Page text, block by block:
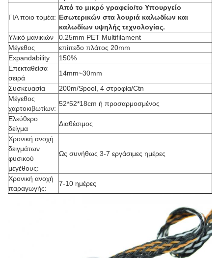
ΓΙΑ ποιο τομέα:
Από το μικρό γραφείο/το Υπουργείο
Εσωτερικών στα λουριά καλωδίων και
καλωδίων υψηλής τεχνολογίας.
Υλικό μανικιών
0.25mm PET Multifilament
Μέγεθος
επίπεδο πλάτος 20mm
Expandability
150%
Επεκταθείσα
σειρά
14mm~30mm
Συσκευασία
200m/Spool, 4 στροφία/Ctn
Μέγεθος
χαρτοκιβωτίων:
52*52*18cm ή προσαρμοσμένος
Ελεύθερο
δείγμα
Διαθέσιμος
Χρονική ανοχή
δειγμάτων
φυσικού
μεγέθους:
Ως συνήθως 3-7 εργάσιμες ημέρες
Χρονική ανοχή
παραγωγής:
7-10 ημέρες